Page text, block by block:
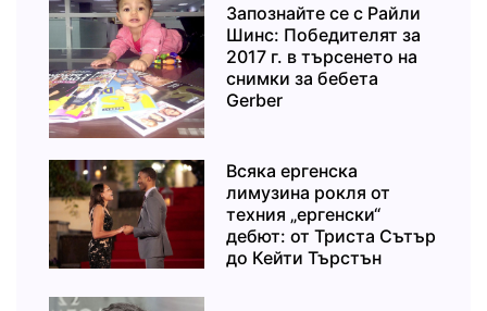
Запознайте се с Райли
Шинс: Победителят за
2017 г. в търсенето на
снимки за бебета
Gerber
Всяка ергенска
лимузина рокля от
техния „ергенски“
дебют: от Триста Сътър
до Кейти Търстън